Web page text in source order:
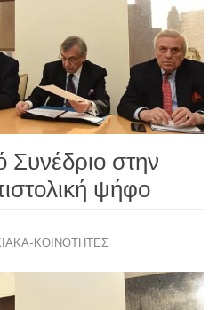
Συνέδριο στην
ψήφο
ΚΟΙΝΟΤΗΤΕΣ